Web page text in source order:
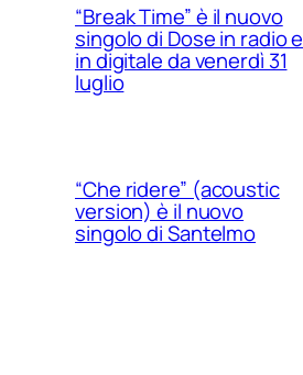
“Break Time” è il nuovo
singolo di Dose in radio e
in digitale da venerdì 31
luglio
“Che ridere” (acoustic
version) è il nuovo
singolo di Santelmo